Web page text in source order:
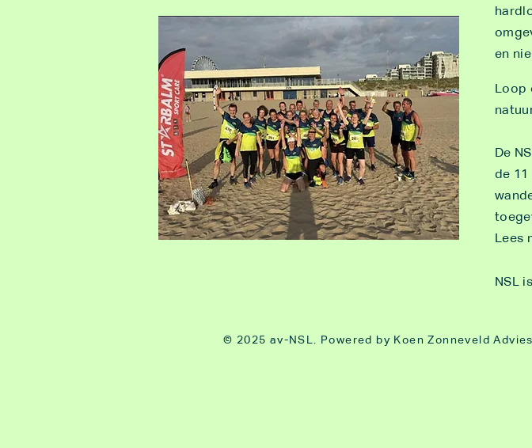
en
Loop
De
de 11
Lees
NSL
© 2025 av-NSL. Powered by Koen Zonneveld Advies